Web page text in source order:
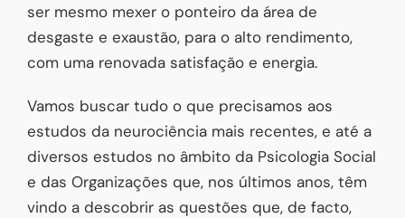
ser mesmo mexer o ponteiro da área de
desgaste e exaustão, para o alto rendimento,
com uma renovada satisfação e energia.
Vamos buscar tudo o que precisamos aos
estudos da neurociência mais recentes, e até a
diversos estudos no âmbito da Psicologia Social
e das Organizações que, nos últimos anos, têm
vindo a descobrir as questões que, de facto,